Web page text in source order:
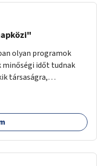
olyan programok
minőségi időt tudnak
társaságra,